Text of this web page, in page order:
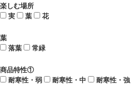
楽しむ場所
実
葉 花
葉
落葉
常緑
商品特性①
耐寒性・弱
耐寒性・中 耐寒性・強